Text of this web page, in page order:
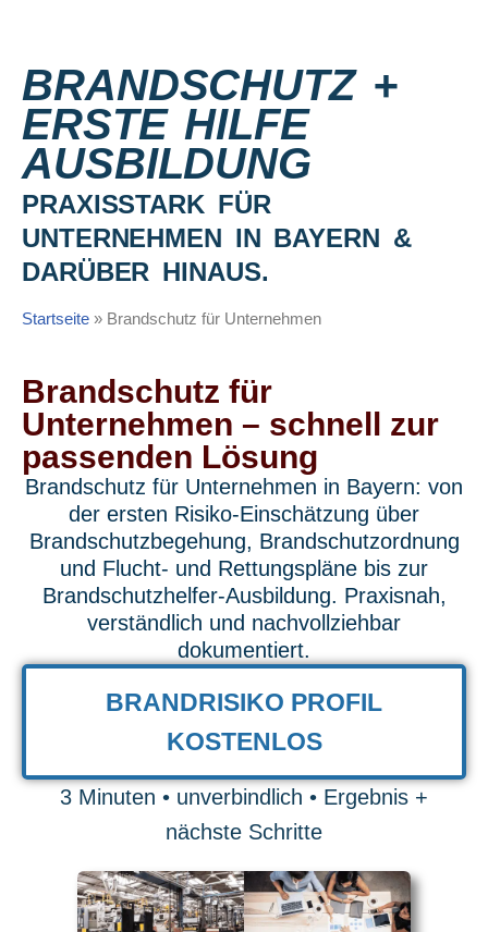
Inhalt
springen
BRANDSCHUTZ +
ERSTE HILFE
AUSBILDUNG
PRAXISSTARK FÜR
UNTERNEHMEN IN BAYERN &
DARÜBER HINAUS.
Startseite » Brandschutz für Unternehmen
Brandschutz für
Unternehmen – schnell zur
passenden Lösung
Brandschutz für Unternehmen in Bayern: von
der ersten Risiko-Einschätzung über
Brandschutzbegehung, Brandschutzordnung
und Flucht- und Rettungspläne bis zur
Brandschutzhelfer-Ausbildung. Praxisnah,
verständlich und nachvollziehbar
dokumentiert.
BRANDRISIKO PROFIL
KOSTENLOS
3 Minuten • unverbindlich • Ergebnis +
nächste Schritte